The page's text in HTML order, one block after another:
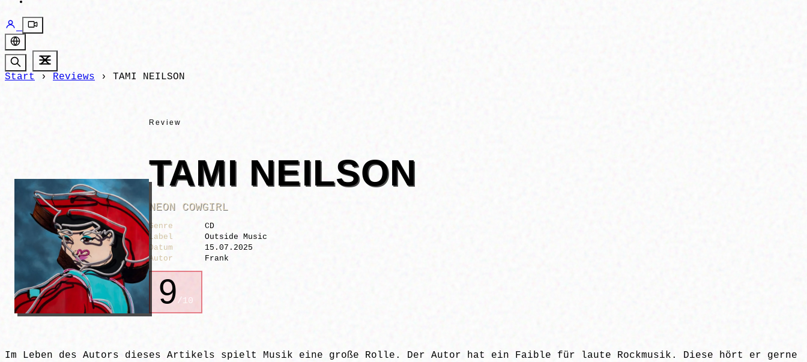
Start › Reviews › TAMI NEILSON
Review
TAMI NEILSON
NEON COWGIRL
Genre
CD
Label
Outside Music
Datum
15.07.2025
Autor
Frank
9/10
Im Leben des Autors dieses Artikels spielt Musik eine große Rolle. Der Autor hat ein Faible für laute Rockmusik. Diese hört er gerne